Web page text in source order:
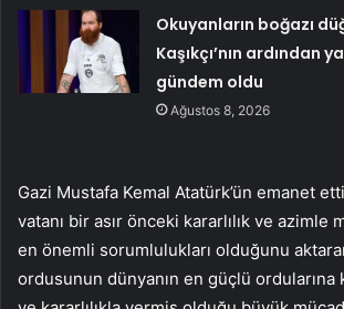
Okuyanların boğazı
Kaşıkçı’nın ardından
gündem oldu
Ağustos 8, 2026
Gazi Mustafa Kemal Atatürk’ün emanet
vatanı bir asır önceki kararlılık ve azimle
en önemli sorumlulukları olduğunu
ordusunun dünyanın en güçlü ordularına